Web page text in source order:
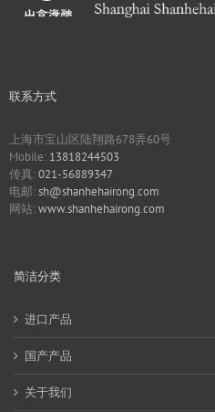
联系方式
上海市宝山区陆翔路678弄60号
Mobile: 13818244503
传真:021-56889347
电邮:sh@shanhehairong.com
网站:www.shanhehairong.com
简洁分类
进口产品
国产产品
关于我们